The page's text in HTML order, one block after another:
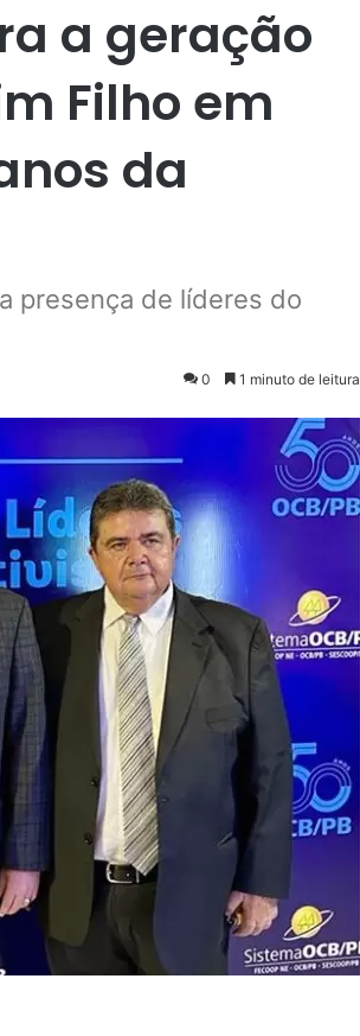
a geração
Filho em
da
presença de líderes do
0 1 minuto de leitura